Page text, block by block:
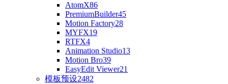
AtomX86
PremiumBuilder45
Motion Factory28
MYFX19
RTFX4
Animation Studio13
Motion Bro39
EasyEdit Viewer21
模板预设2482